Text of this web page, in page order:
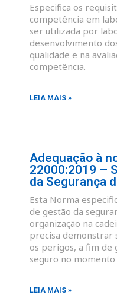
Especifica os
competência em
ser utilizada por
desenvolvimento
qualidade e na
competência.
LEIA MAIS »
Adequação à
22000:2019 –
da Segurança
Esta Norma
de gestão da
organização na
precisa demonstrar
os perigos, a fim de
seguro no momento
LEIA MAIS »